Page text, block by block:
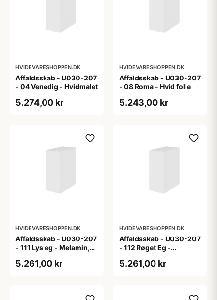
HVIDEVARESHOPPEN.DK
Affaldsskab - U030-207
- 04 Venedig - Hvidmalet
5.274,00 kr
HVIDEVARESHOPPEN.DK
Affaldsskab - U030-207
- 08 Roma - Hvid folie
5.243,00 kr
HVIDEVARESHOPPEN.DK
Affaldsskab - U030-207
- 111 Lys eg - Melamin,
5.261,00 kr
HVIDEVARESHOPPEN.DK
Affaldsskab - U030-207
- 112 Røget Eg -
5.261,00 kr